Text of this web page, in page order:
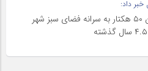
خبر داد:
افزوده شدن ۵۰ هکتار به سرانه فضای سبز شهر